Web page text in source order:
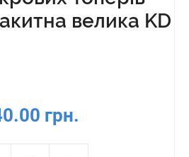
велика KD
грн.